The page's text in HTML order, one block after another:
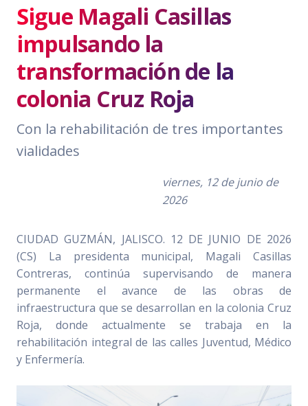
Sigue Magali Casillas
impulsando la
transformación de la
colonia Cruz Roja
Con la rehabilitación de tres importantes
vialidades
viernes, 12 de junio de
2026
CIUDAD GUZMÁN, JALISCO. 12 DE JUNIO DE 2026
(CS) La presidenta municipal, Magali Casillas
Contreras, continúa supervisando de manera
permanente el avance de las obras de
infraestructura que se desarrollan en la colonia Cruz
Roja, donde actualmente se trabaja en la
rehabilitación integral de las calles Juventud, Médico
y Enfermería.